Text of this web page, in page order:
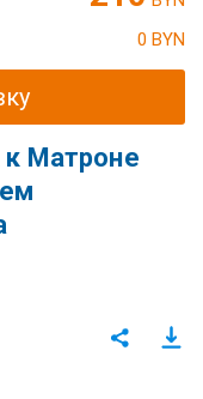
0 BYN
к Матроне